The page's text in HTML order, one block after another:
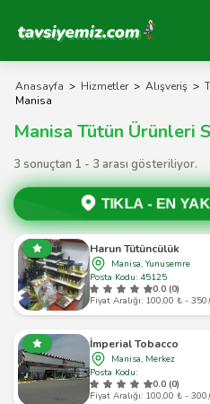
Tavsiyemiz Anasayfa
Anasayfa > Hizmetler > Alışveriş >
Manisa
Manisa Tütün Ürünleri
3 sonuçtan 1 - 3 arası gösteriliyor.
TIKLA - EN
Harun Tütüncülük
Manisa, Yunusemre
Posta Kodu: 45125
0.0 (0)
Fiyat Aralığı: 100,00 ₺ -
İmperial Tobacco
Manisa, Merkez
Posta Kodu:
0.0 (0)
Fiyat Aralığı: 100,00 ₺ -